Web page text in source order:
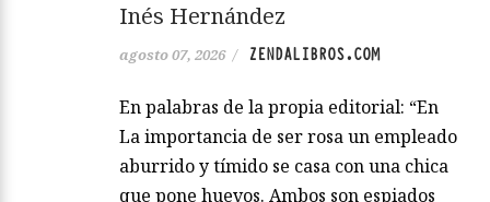
Inés Hernández
agosto 07, 2026 / ZENDALIBROS.COM
En palabras de la propia editorial: “En
La importancia de ser rosa un empleado
aburrido y tímido se casa con una chica
que pone huevos. Ambos son espiados